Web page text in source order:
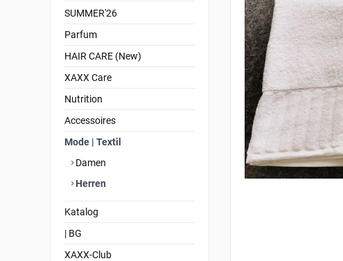
SUMMER'26
Parfum
HAIR CARE (New)
XAXX Care
Nutrition
Accessoires
Mode | Textil
Damen
Herren
Katalog
| BG
XAXX-Club